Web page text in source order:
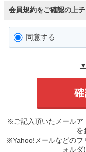
会員規約をご確認の上
同意する
※ご記入頂いたメールア
を
※Yahoo!メールなどのフ
ォルダ